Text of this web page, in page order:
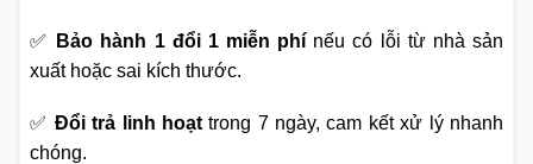
✅ Bảo hành 1 đổi 1 miễn phí nếu có lỗi từ nhà sản
xuất hoặc sai kích thước.
✅ Đổi trả linh hoạttrong 7 ngày, cam kết xử lý nhanh
chóng.